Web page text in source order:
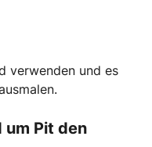
verwenden und es
um Pit den